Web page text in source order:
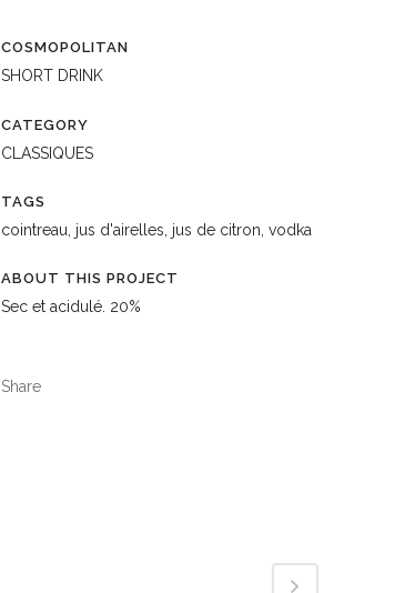
COSMOPOLITAN
SHORT DRINK
CATEGORY
CLASSIQUES
TAGS
cointreau, jus d'airelles, jus de citron, vodka
ABOUT THIS PROJECT
Sec et acidulé. 20%
Share